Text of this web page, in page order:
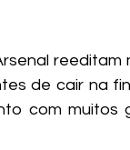
reeditam
de cair na
com muitos